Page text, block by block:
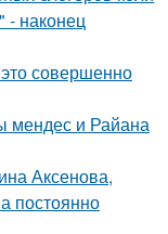
- наконец
совершенно
мендес и Райана
Аксенова,
постоянно